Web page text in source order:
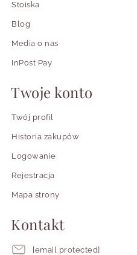
Stoiska
Blog
Media o nas
InPost Pay
Twoje konto
Twój profil
Historia zakupów
Logowanie
Rejestracja
Mapa strony
Kontakt
[email protected]